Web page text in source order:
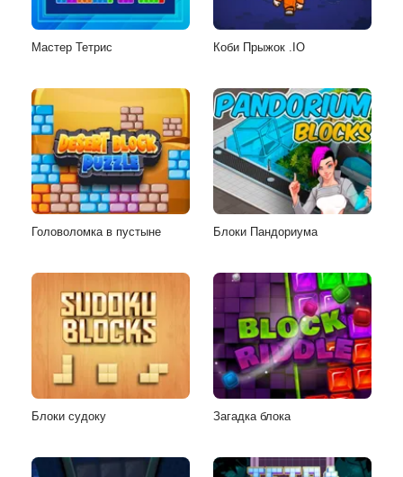
Мастер Тетрис Коби Прыжок .IO
Головоломка в пустыне Блоки Пандориума
Блоки судоку Загадка блока